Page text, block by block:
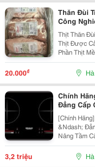
Thăn Đùi
Công
Thịt Thăn
Thịt Được
Phần Thịt
Không Dai ,
Ăn.
20.000₫
Chính
Đẳng Cấp
Điện
[Chính
&Ndash;
Nâng Tầm
Gm
Thiết Kế
Thiết Kế...
3,2 triệu